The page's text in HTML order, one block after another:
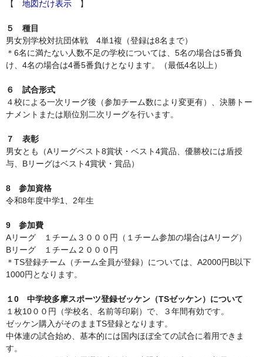
【 地図だけ表示 】
５ 種目
男女別学校対抗団体戦 4単1複（登録は8名まで）
＊6名に満たない人数不足の学校については、5名の場合は5番負
け、4名の場合は4番5番負けとなります。（最低4名以上）
６ 試合形式
４校による一次リーグ後（参加チーム数により変更有）、決勝トー
ナメントまたは順位別二次リーグを行います。
７ 表彰
男女とも（Aリーグベスト8賞状・ベスト4賞品、優勝校には盾授
与、Bリーグはベスト4賞状・賞品）
8 参加資格
令和8年度中学1、2年生
9 参加費
Aリーグ １チーム３０００円（１チーム参加の場合はAリーグ）
Bリーグ １チーム２０００円
＊TS登録チーム（チーム全員が登録）については、A2000円B以下
1000円となります。
１0 中学校多摩スポーツ登録ゼッケン（TSゼッケン）について
１枚10００円（学校名、名前等印刷）で、３年間有効です。
ゼッケン購入がそのままTS登録となります。
中体連の試合始め、基本的には国内ほぼ全ての試合に着用できま
す。